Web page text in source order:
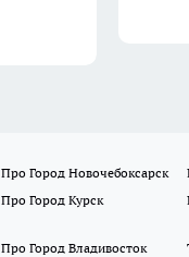
Про Город Новочебоксарск
Про Город Курск
Про Город Владивосток